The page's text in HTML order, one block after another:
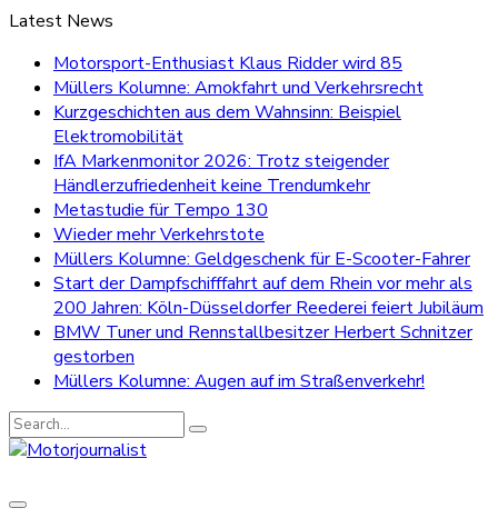
Latest News
Motorsport-Enthusiast Klaus Ridder wird 85
Müllers Kolumne: Amokfahrt und Verkehrsrecht
Kurzgeschichten aus dem Wahnsinn: Beispiel
Elektromobilität
IfA Markenmonitor 2026: Trotz steigender
Händlerzufriedenheit keine Trendumkehr
Metastudie für Tempo 130
Wieder mehr Verkehrstote
Müllers Kolumne: Geldgeschenk für E-Scooter-Fahrer
Start der Dampfschifffahrt auf dem Rhein vor mehr als
200 Jahren: Köln-Düsseldorfer Reederei feiert Jubiläum
BMW Tuner und Rennstallbesitzer Herbert Schnitzer
gestorben
Müllers Kolumne: Augen auf im Straßenverkehr!
Search
for: